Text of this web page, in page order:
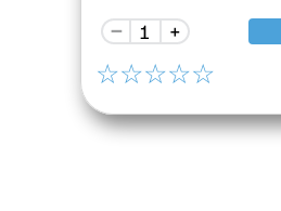
＋
－
☆☆☆☆☆